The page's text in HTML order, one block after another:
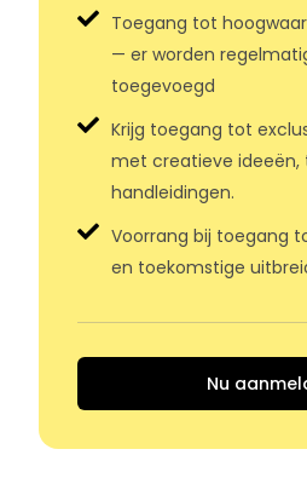
Toegang tot
— er worden
toegevoegd
Krijg toegang tot
met creatieve ideeën,
handleidingen.
Voorrang bij toegang
en toekomstige
Nu